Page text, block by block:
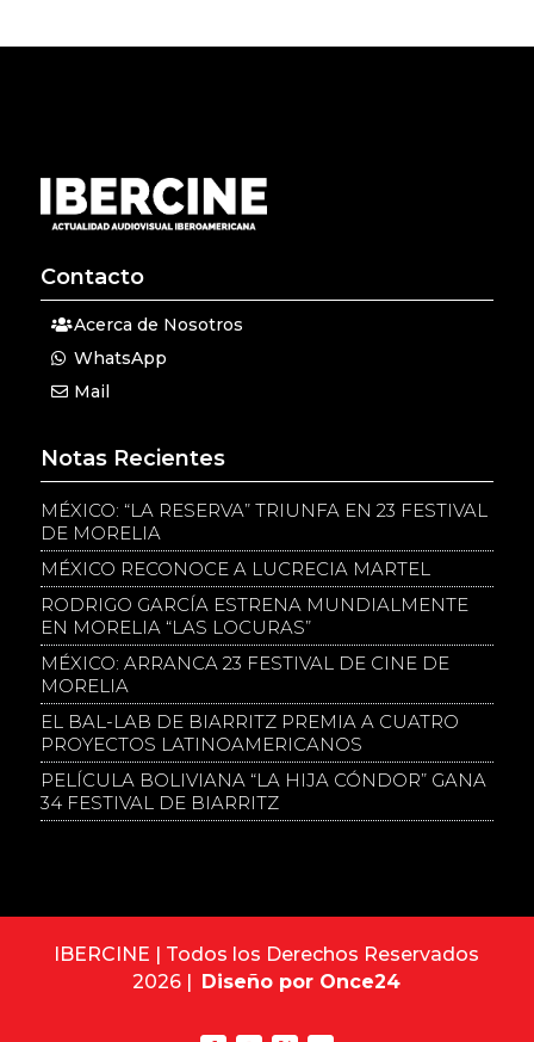
Contacto
Acerca de Nosotros
WhatsApp
Mail
Notas Recientes
MÉXICO: “LA RESERVA” TRIUNFA EN 23 FESTIVAL
DE MORELIA
MÉXICO RECONOCE A LUCRECIA MARTEL
RODRIGO GARCÍA ESTRENA MUNDIALMENTE
EN MORELIA “LAS LOCURAS”
MÉXICO: ARRANCA 23 FESTIVAL DE CINE DE
MORELIA
EL BAL-LAB DE BIARRITZ PREMIA A CUATRO
PROYECTOS LATINOAMERICANOS
PELÍCULA BOLIVIANA “LA HIJA CÓNDOR” GANA
34 FESTIVAL DE BIARRITZ
IBERCINE | Todos los Derechos Reservados
2026 | Diseño por Once24